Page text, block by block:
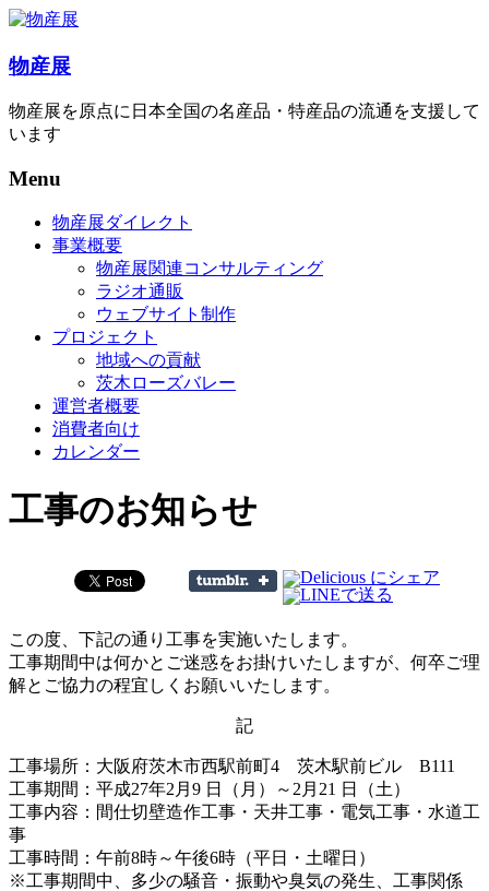
物産展
物産展を原点に日本全国の名産品・特産品の流通を支援して
います
Menu
物産展ダイレクト
事業概要
物産展関連コンサルティング
ラジオ通販
ウェブサイト制作
プロジェクト
地域への貢献
茨木ローズバレー
運営者概要
消費者向け
カレンダー
工事のお知らせ
この度、下記の通り工事を実施いたします。
工事期間中は何かとご迷惑をお掛けいたしますが、何卒ご理
解とご協力の程宜しくお願いいたします。
記
工事場所：大阪府茨木市西駅前町4 茨木駅前ビル B111
工事期間：平成27年2月9 日（月）～2月21 日（土）
工事内容：間仕切壁造作工事・天井工事・電気工事・水道工
事
工事時間：午前8時～午後6時（平日・土曜日）
※工事期間中、多少の騒音・振動や臭気の発生、工事関係